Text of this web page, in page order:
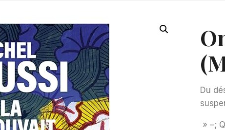
Du
» –;